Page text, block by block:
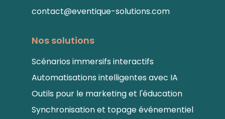
contact@eventique-solutions.com
Nos solutions
Scénarios immersifs interactifs
Automatisations intelligentes avec IA
Outils pour le marketing et l'éducation
Synchronisation et topage événementiel